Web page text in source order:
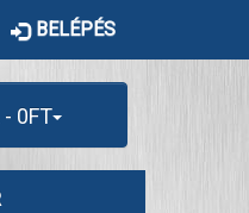
BELÉPÉS
- 0FT